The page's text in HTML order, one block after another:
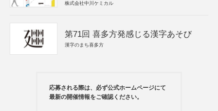
株式会社中川ケミカル
第71回 喜多方発感じる漢字あそび
漢字のまち喜多方
応募される際は、必ず公式ホームページにて
最新の開催情報をご確認ください。